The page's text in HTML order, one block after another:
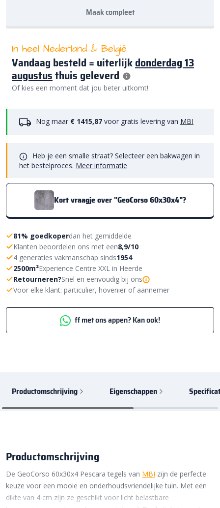
Maak compleet
In heel Nederland & België
Vandaag besteld = uiterlijkdonderdag 13
augustusthuis geleverd
Of kies een moment dat jou beter uitkomt!
Nog maar € 1415,87 voor gratis levering van MBI
Heb je een smalle straat? Selecteer een bakwagen in
het bestelproces. Meer informatie
Kort vraagje over "GeoCorso 60x30x4"?
81% goedkoperdan het gemiddelde
Klanten beoordelen ons met een8,9/10
4 generaties vakmanschap sinds1954
2500m²Experience Centre XXL in Heerde
Retourneren?Snel en eenvoudig bij ons
Voor elke klant: particulier, hovenier of aannemer
ff met ons appen? Kan ook!
Productomschrijving Eigenschappen
Productomschrijving
De GeoCorso 60x30x4 Pescara tegels van MBI zijn de perfecte
keuze voor een mooie en onderhoudsvriendelijke tuin. Met een
dikte van 4 cm zijn ze geschikt voor licht belastbare